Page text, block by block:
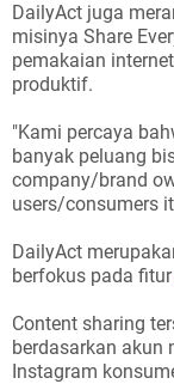
DailyAct juga
misinya Share
pemakaian
produktif.
"Kami percaya
banyak peluang
company/brand
users/consumers
DailyAct
berfokus pada fitur
Content sharing
berdasarkan akun
Instagram